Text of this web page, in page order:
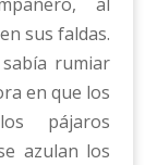
sus faldas.
rumiar
en que los
pájaros
azulan los